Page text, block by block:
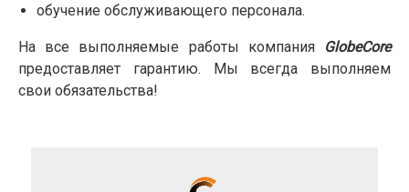
обучение обслуживающего персонала.
На все выполняемые работы компания
GlobeCore
предоставляет гарантию. Мы всегда выполняем
свои обязательства!